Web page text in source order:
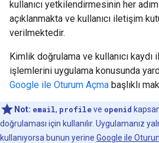
kullanıcı yetkilendirmesinin her
açıklanmakta ve kullanıcı iletişim
verilmektedir.
Kimlik doğrulama ve kullanıcı kaydı
işlemlerini uygulama konusunda
Google ile Oturum Açma başlıklı
Not: email, profileve openid
doğrulaması için kullanılır. Uygulamanız
kullanıyorsa bunun yerine Google ile